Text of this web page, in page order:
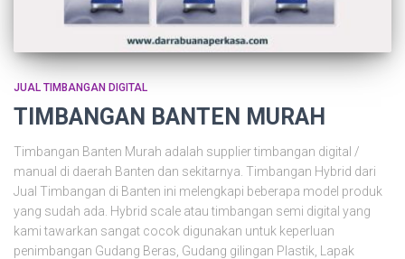
JUAL TIMBANGAN DIGITAL
TIMBANGAN BANTEN MURAH
Timbangan Banten Murah adalah supplier timbangan digital /
manual di daerah Banten dan sekitarnya. Timbangan Hybrid dari
Jual Timbangan di Banten ini melengkapi beberapa model produk
yang sudah ada. Hybrid scale atau timbangan semi digital yang
kami tawarkan sangat cocok digunakan untuk keperluan
penimbangan Gudang Beras, Gudang gilingan Plastik, Lapak